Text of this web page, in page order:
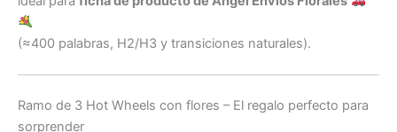
(≈400 palabras, H2/H3 y transiciones naturales).
Ramo de 3 Hot Wheels con flores – El regalo perfecto para
sorprender